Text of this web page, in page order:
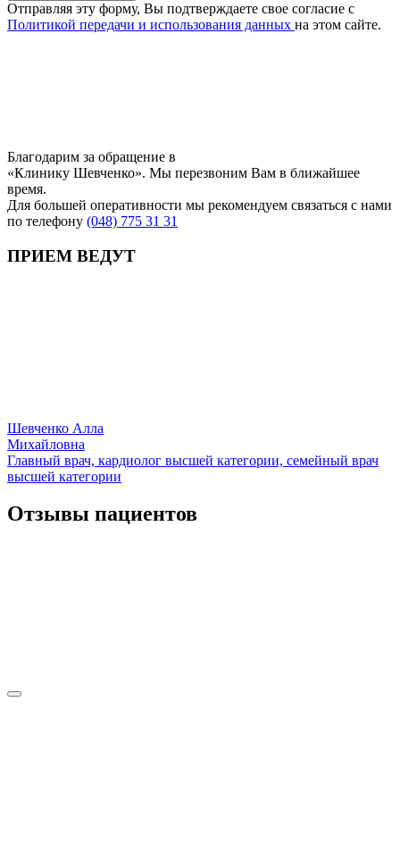
Отправляя эту форму, Вы подтверждаете свое согласие с
Политикой передачи и использования данных на этом сайте.
Благодарим за обращение в
«Клинику Шевченко». Мы перезвоним Вам в ближайшее
время.
Для большей оперативности мы рекомендуем связаться с нами
по телефону (048) 775 31 31
ПРИЕМ ВЕДУТ
Шевченко Алла
Михайловна
Главный врач, кардиолог высшей категории, семейный врач
высшей категории
Отзывы пациентов